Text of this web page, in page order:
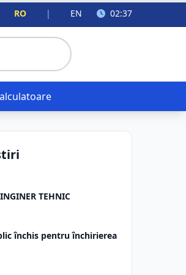
RO | EN 02:37
TEHNIC
închis pentru închirierea